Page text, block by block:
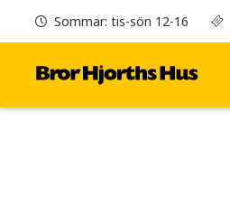
Sommar: tis-sön 12-16